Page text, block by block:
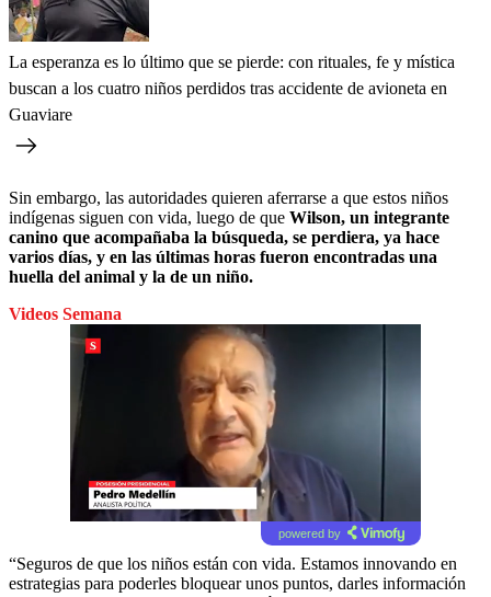
La esperanza es lo último que se pierde: con rituales, fe y mística
buscan a los cuatro niños perdidos tras accidente de avioneta en
Guaviare
Sin embargo, las autoridades quieren aferrarse a que estos niños
indígenas siguen con vida, luego de que Wilson, un integrante
canino que acompañaba la búsqueda, se perdiera, ya hace
varios días, y en las últimas horas fueron encontradas una
huella del animal y la de un niño.
Videos Semana
powered by
“Seguros de que los niños están con vida. Estamos innovando en
estrategias para poderles bloquear unos puntos, darles información